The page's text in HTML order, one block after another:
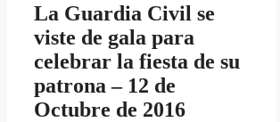
La Guardia Civil se
viste de gala para
celebrar la fiesta de su
patrona – 12 de
Octubre de 2016